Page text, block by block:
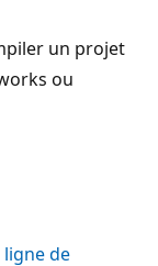
un projet
ou
ligne de